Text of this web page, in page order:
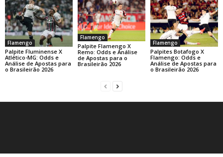
Flamengo
Palpite Fluminense X
Atlético-MG: Odds e
Análise de Apostas para
o Brasileirão 2026
Flamengo
Palpite Flamengo X
Remo: Odds e Análise
de Apostas para o
Brasileirão 2026
Flamengo
Palpites Botafogo X
Flamengo: Odds e
Análise de Apostas para
o Brasileirão 2026